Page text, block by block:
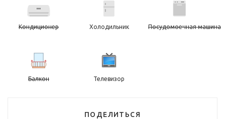
Кондиционер Холодильник Посудомоечная машина
Балкон Телевизор
ПОДЕЛИТЬСЯ